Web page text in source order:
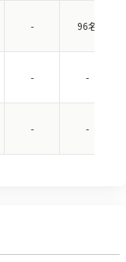
- 96名
- -
- -